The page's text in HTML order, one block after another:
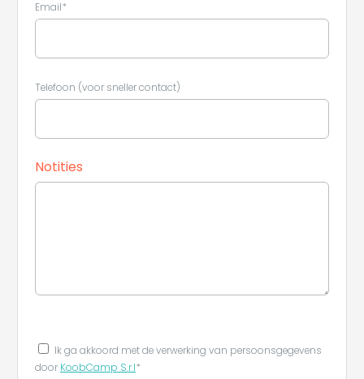
Email*
Telefoon (voor sneller contact)
Notities
Ik ga akkoord met de verwerking van persoonsgegevens
door KoobCamp S.r.l*